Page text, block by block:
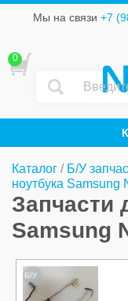
Мы на связи +7
0
Каталог / Б/У
ноутбука Samsung
Запчасти
Samsung
Б/У